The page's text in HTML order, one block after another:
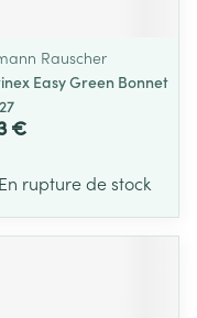
Rauscher
Easy Green Bonnet
€
rupture de stock